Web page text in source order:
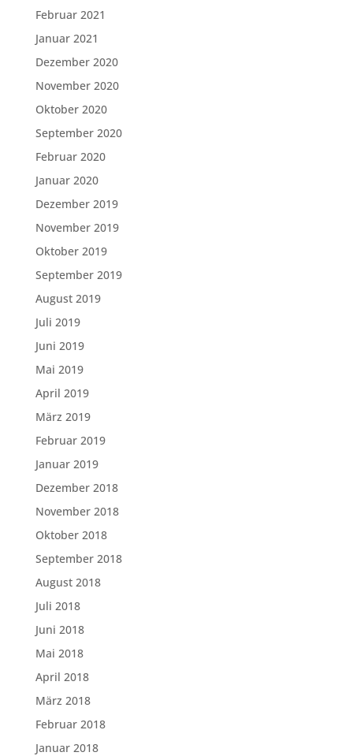
Februar 2021
Januar 2021
Dezember 2020
November 2020
Oktober 2020
September 2020
Februar 2020
Januar 2020
Dezember 2019
November 2019
Oktober 2019
September 2019
August 2019
Juli 2019
Juni 2019
Mai 2019
April 2019
März 2019
Februar 2019
Januar 2019
Dezember 2018
November 2018
Oktober 2018
September 2018
August 2018
Juli 2018
Juni 2018
Mai 2018
April 2018
März 2018
Februar 2018
Januar 2018